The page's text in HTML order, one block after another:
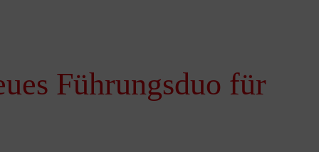
Führungsduo für